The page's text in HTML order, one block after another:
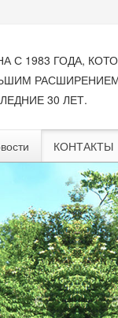
С 1983 ГОДА,
30 ЛЕТ.
КОНТАКТЫ